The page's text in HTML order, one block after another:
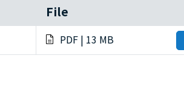
File
PDF | 13 MB